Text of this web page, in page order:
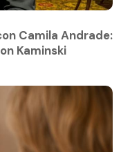
Camila Andrade:
Kaminski